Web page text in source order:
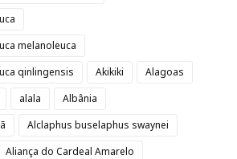
melanoleuca
qinlingensis
Akikiki
Alagoas
alala
Albânia
Alclaphus buselaphus swaynei
Aliança do Cardeal Amarelo